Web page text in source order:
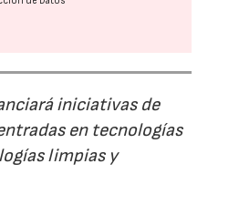
iniciativas de
en tecnologías
limpias y